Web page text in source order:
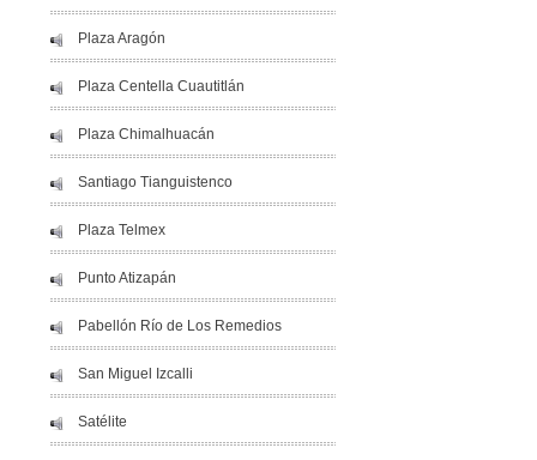
Plaza Aragón
Plaza Centella Cuautitlán
Plaza Chimalhuacán
Santiago Tianguistenco
Plaza Telmex
Punto Atizapán
Pabellón Río de Los Remedios
San Miguel Izcalli
Satélite